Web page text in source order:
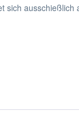
sich ausschießlich